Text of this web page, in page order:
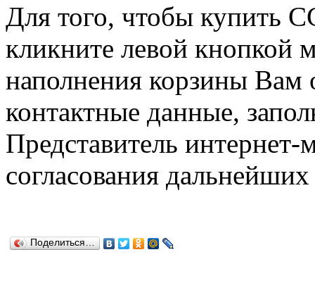
Для того, чтобы купить
кликните левой
наполнения корзины Вам
контактные данные,
Представитель
согласования
Поделиться…